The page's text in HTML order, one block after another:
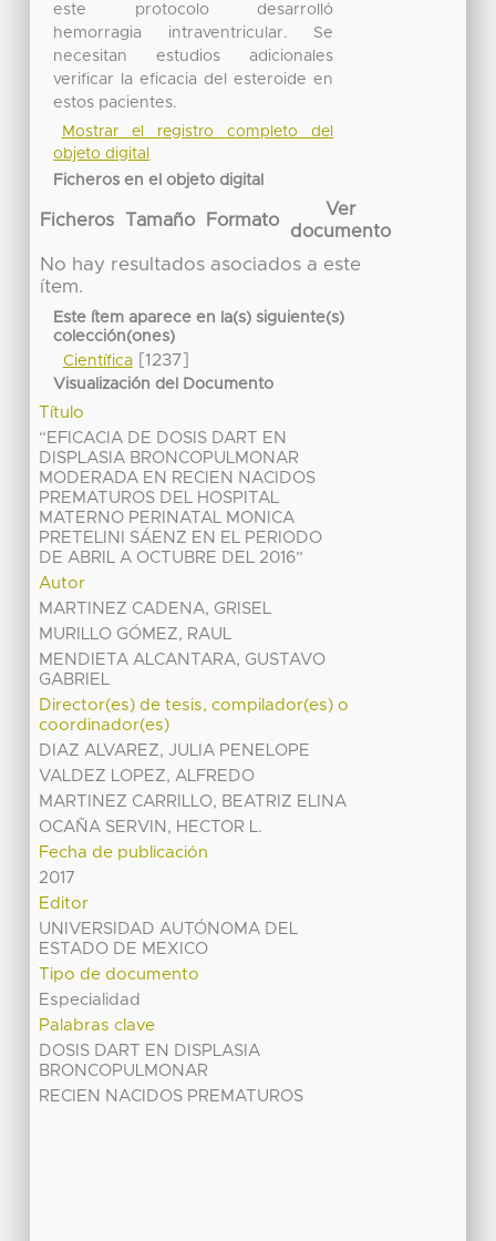
este protocolo desarrolló
hemorragia intraventricular. Se
necesitan estudios adicionales
verificar la eficacia del esteroide en
estos pacientes.
Mostrar el registro completo del
objeto digital
Ficheros en el objeto digital
Ficheros Tamaño Formato
Ver
documento
No hay resultados asociados a este
ítem.
Este ítem aparece en la(s) siguiente(s)
colección(ones)
Científica[1237]
Visualización del Documento
Título
“EFICACIA DE DOSIS DART EN
DISPLASIA BRONCOPULMONAR
MODERADA EN RECIEN NACIDOS
PREMATUROS DEL HOSPITAL
MATERNO PERINATAL MONICA
PRETELINI SÁENZ EN EL PERIODO
DE ABRIL A OCTUBRE DEL 2016”
Autor
MARTINEZ CADENA, GRISEL
MURILLO GÓMEZ, RAUL
MENDIETA ALCANTARA, GUSTAVO
GABRIEL
Director(es) de tesis, compilador(es) o
coordinador(es)
DIAZ ALVAREZ, JULIA PENELOPE
VALDEZ LOPEZ, ALFREDO
MARTINEZ CARRILLO, BEATRIZ ELINA
OCAÑA SERVIN, HECTOR L.
Fecha de publicación
2017
Editor
UNIVERSIDAD AUTÓNOMA DEL
ESTADO DE MEXICO
Tipo de documento
Especialidad
Palabras clave
DOSIS DART EN DISPLASIA
BRONCOPULMONAR
RECIEN NACIDOS PREMATUROS